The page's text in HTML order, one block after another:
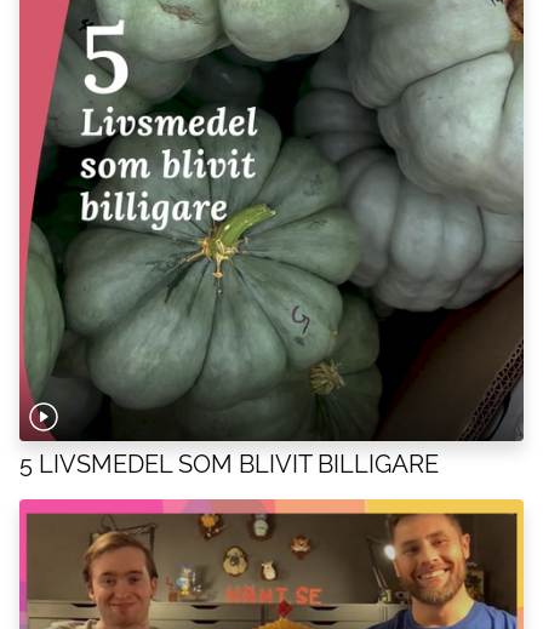
5 LIVSMEDEL SOM BLIVIT BILLIGARE